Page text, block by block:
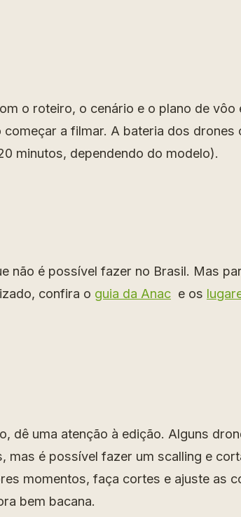
o roteiro, o cenário e o plano de vôo
a filmar. A bateria dos drones
minutos, dependendo do modelo).
não é possível fazer no Brasil. Mas
confira o guia da Anac e os
dê uma atenção à edição. Alguns
mas é possível fazer um scalling e
momentos, faça cortes e ajuste as
bem bacana.